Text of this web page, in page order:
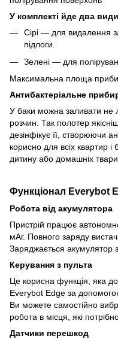
У комплекті йде два
Сірі — для видалення
підлоги.
Зелені — для
Максимальна площа
Антибактеріальне
У баки можна заливати не
розчин. Так полотер
дезінфікує її, створюючи
корисно для всіх квартир
дитину або домашніх
Функціонал Everybot
Робота від акумулятора
Пристрій працює
мАг. Повного заряду
Заряджається акумулятор
Керування з пульта
Це корисна функція, яка
Everybot Edge за
Ви можете самостійно
робота в місця, які
Датчики перешкод